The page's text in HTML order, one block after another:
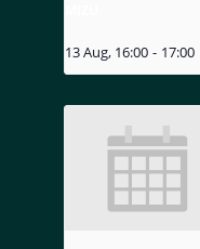
13 Aug, 16:00 - 17:00